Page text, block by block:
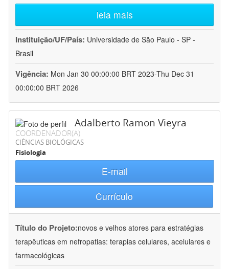
leia mais
Instituição/UF/País: Universidade de São Paulo - SP -
Brasil
Vigência: Mon Jan 30 00:00:00 BRT 2023-Thu Dec 31
00:00:00 BRT 2026
Adalberto Ramon Vieyra
COORDENADOR(A)
CIÊNCIAS BIOLÓGICAS
Fisiologia
E-mail
Currículo
Título do Projeto:novos e velhos atores para estratégias
terapêuticas em nefropatias: terapias celulares, acelulares e
farmacológicas